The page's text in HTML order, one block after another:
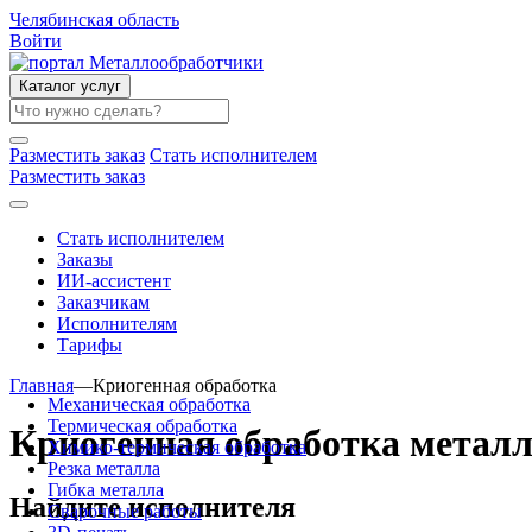
Челябинская область
Войти
Каталог услуг
Разместить заказ Стать исполнителем
Разместить заказ
Стать исполнителем
Заказы
ИИ-ассистент
Заказчикам
Исполнителям
Тарифы
Механическая обработка
Термическая обработка
Химико-термическая обработка
Резка металла
Гибка металла
Сварочные работы
Главная—Криогенная обработка
Криогенная обработка
Найдите исполнителя